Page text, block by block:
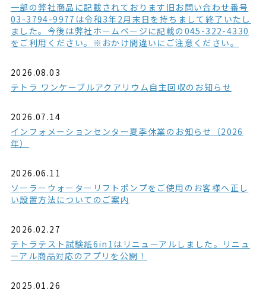
一部の弊社商品に記載されております旧お問い合わせ番号
03-3794-9977は令和3年2月末日を持ちまして終了いたし
ました。今後は弊社ホームページに記載の045-322-4330
をご利用ください。※おかけ間違いにご注意ください。
2026.08.03
テトラ ワンケーブルアクアリウム自主回収のお知らせ
2026.07.14
インフォメーションセンター夏季休業のお知らせ（2026
年）
2026.06.11
ソーラーウォーターリフトポンプをご使用のお客様へ正し
い設置方法についてのご案内
2026.02.27
テトラテスト試験紙6in1はリニューアルしました。リニュ
ーアル商品対応のアプリを公開！
2025.01.26